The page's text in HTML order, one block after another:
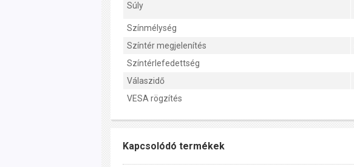
Súly
Színmélység
Színtér megjelenítés
Színtérlefedettség
Válaszidő
VESA rögzítés
Kapcsolódó termékek